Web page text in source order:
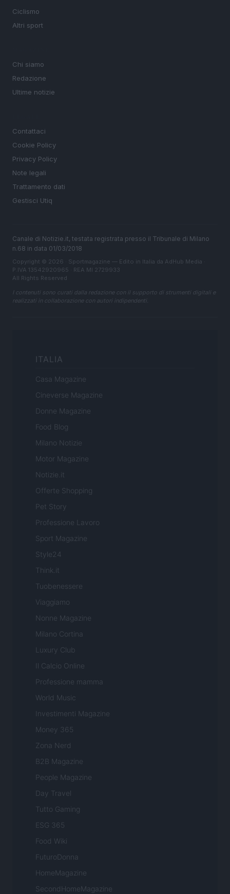
Ciclismo
Altri sport
Chi siamo
Redazione
Ultime notizie
Contattaci
Cookie Policy
Privacy Policy
Note legali
Trattamento dati
Gestisci Utiq
Canale di Notizie.it, testata registrata presso il Tribunale di Milano
n.68 in data 01/03/2018
Copyright © 2026 · Sportmagazine — Edito in Italia da AdHub Media
P.IVA 13542920965 · REA MI 2729933
All Rights Reserved
I contenuti sono curati dalla redazione con il supporto di strumenti digitali e
realizzati in collaborazione con autori indipendenti.
ITALIA
Casa Magazine
Cineverse Magazine
Donne Magazine
Food Blog
Milano Notizie
Motor Magazine
Notizie.it
Offerte Shopping
Pet Story
Professione Lavoro
Sport Magazine
Style24
Think.it
Tuobenessere
Viaggiamo
Nonne Magazine
Milano Cortina
Luxury Club
Il Calcio Online
Professione mamma
World Music
Investimenti Magazine
Money 365
Zona Nerd
B2B Magazine
People Magazine
Day Travel
Tutto Gaming
ESG 365
Food Wiki
FuturoDonna
HomeMagazine
SecondHomeMagazine